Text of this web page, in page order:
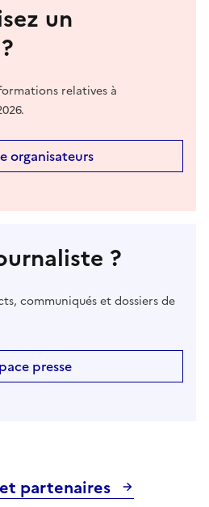
un
relatives à
organisateurs
?
communiqués et dossiers de
presse
partenaires